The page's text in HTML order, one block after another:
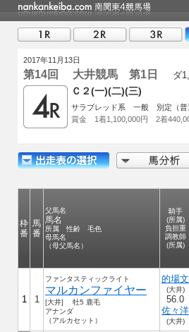
2017年11月13日
第14回 大井競馬 第1日 ダ
Ｃ２(一)(二)(三)
サラブレッド系 一般 別定（普
賞金 1着1,100,000円 2着
枠
番
馬
番
父馬名
馬名
所属 性齢 毛色
母馬名
（母父馬名）
騎手
(所属)
負担重
調教師
(所属)
1 1
ファンタスティックライト
マルカンファイヤー
[大井] 牡5 鹿毛
アナンダ
（アルカセット）
的場文
(大井)
56.0
佐々洋
(大井)